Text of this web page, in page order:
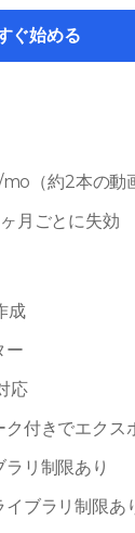
ぐ始める
（約2本の動
月ごとに失効
成
ー
応
付きでエクス
リ制限あり
ブラリ制限あ